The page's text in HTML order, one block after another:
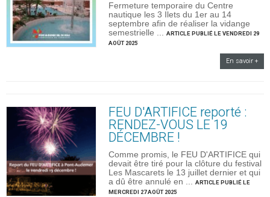
Fermeture temporaire du Centre
nautique les 3 Ilets du 1er au 14
septembre afin de réaliser la vidange
semestrielle ... ARTICLE PUBLIÉ LE VENDREDI 29
AOÛT 2025
En savoir +
FEU D'ARTIFICE reporté :
RENDEZ-VOUS LE 19
DÉCEMBRE !
Comme promis, le FEU D'ARTIFICE qui
devait être tiré pour la clôture du festival
Les Mascarets le 13 juillet dernier et qui
a dû être annulé en ... ARTICLE PUBLIÉ LE
MERCREDI 27 AOÛT 2025